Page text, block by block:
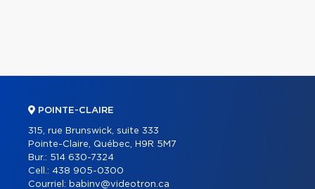
POINTE-CLAIRE
315, rue Brunswick, suite 333
Pointe-Claire, Québec, H9R 5M7
Bur.: 514 630-7324
Cell.: 438 905-0300
Courriel: babinv@videotron.ca